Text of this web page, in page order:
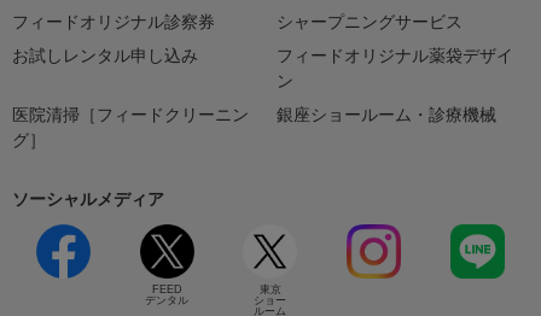
フィードオリジナル診察券
シャープニングサービス
お試しレンタル申し込み
フィードオリジナル薬袋デザイ
ン
医院清掃［フィードクリーニン
グ］
銀座ショールーム・診療機械
ソーシャルメディア
FEED
デンタル
東京
ショー
ルーム